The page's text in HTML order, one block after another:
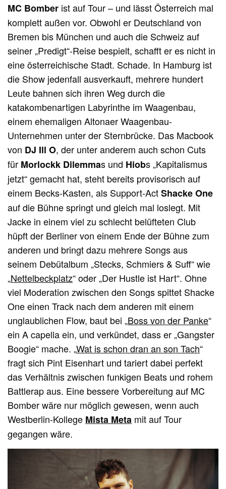
MC Bomber ist auf Tour – und lässt Österreich mal
komplett außen vor. Obwohl er Deutschland von
Bremen bis München und auch die Schweiz auf
seiner „Predigt“-Reise bespielt, schafft er es nicht in
eine österreichische Stadt. Schade. In Hamburg ist
die Show jedenfall ausverkauft, mehrere hundert
Leute bahnen sich ihren Weg durch die
katakombenartigen Labyrinthe im Waagenbau,
einem ehemaligen Altonaer Waagenbau-
Unternehmen unter der Sternbrücke. Das Macbook
von DJ Ill O, der unter anderem auch schon Cuts
für Morlockk Dilemmas und Hiobs „Kapitalismus
jetzt“ gemacht hat, steht bereits provisorisch auf
einem Becks-Kasten, als Support-ActShacke One
auf die Bühne springt und gleich mal loslegt. Mit
Jacke in einem viel zu schlecht belüfteten Club
hüpft der Berliner von einem Ende der Bühne zum
anderen und bringt dazu mehrere Songs aus
seinem Debütalbum „Stecks, Schmiers & Suff“ wie
„Nettelbeckplatz“ oder „Der Hustle ist Hart“. Ohne
viel Moderation zwischen den Songs spittet Shacke
One einen Track nach dem anderen mit einem
unglaublichen Flow, baut bei „Boss von der Panke“
ein A capella ein, und verkündet, dass er „Gangster
Boogie“ mache. „Wat is schon dran an son Tach“
fragt sich Pint Eisenhart und tariert dabei perfekt
das Verhältnis zwischen funkigen Beats und rohem
Battlerap aus. Eine bessere Vorbereitung auf MC
Bomber wäre nur möglich gewesen, wenn auch
Westberlin-Kollege Mista Meta mit auf Tour
gegangen wäre.